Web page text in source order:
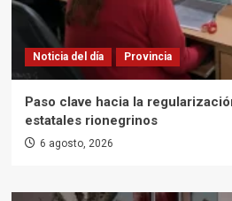
Noticia del día Provincia
Paso clave hacia la
estatales rionegrinos
6 agosto, 2026